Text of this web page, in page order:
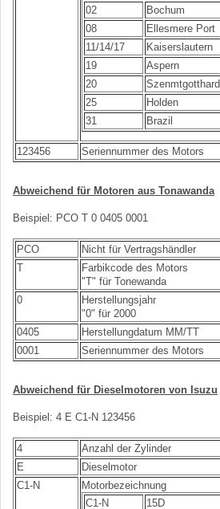
02
Bochum
08
Ellesmere Port
11/14/17
Kaiserslautern
19
Aspern
20
Szenmtgotthard
25
Holden
31
Brazil
123456 Seriennummer des Motors
Abweichend für Motoren aus Tonawanda
Beispiel: PCO T 0 0405 0001
PCO
Nicht für Vertragshändler
T
Farbikcode des Motors
"T" für Tonewanda
0
Herstellungsjahr
"0" für 2000
0405
Herstellungdatum MM/TT
0001
Seriennummer des Motors
Abweichend für Dieselmotoren von Isuzu
Beispiel: 4 E C1-N 123456
4
Anzahl der Zylinder
E
Dieselmotor
C1-N
Motorbezeichnung
C1-N
15D